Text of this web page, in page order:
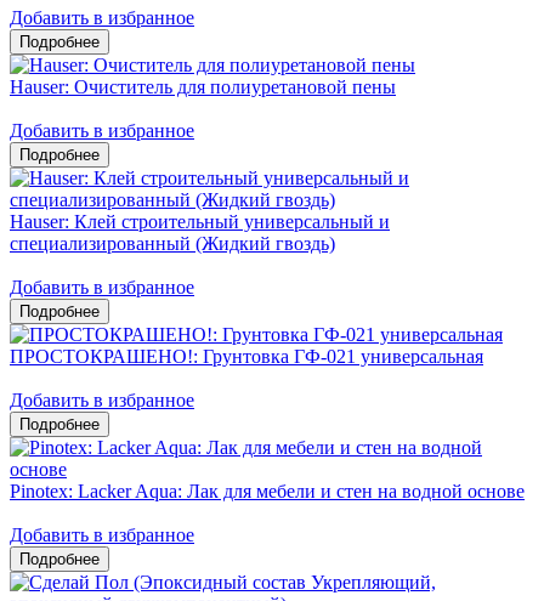
Добавить в избранное
Hauser: Очиститель для полиуретановой пены
Добавить в избранное
Hauser: Клей строительный универсальный и
специализированный (Жидкий гвоздь)
Добавить в избранное
ПРОСТОКРАШЕНО!: Грунтовка ГФ-021 универсальная
Добавить в избранное
Pinotex: Lacker Aqua: Лак для мебели и стен на водной основе
Добавить в избранное